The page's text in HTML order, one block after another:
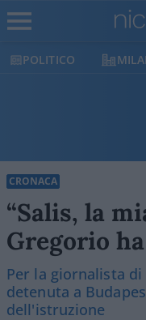
MILANO
CRONACA
“Salis, la
Gregorio
Per la giornalista
detenuta a
dell'istruzione